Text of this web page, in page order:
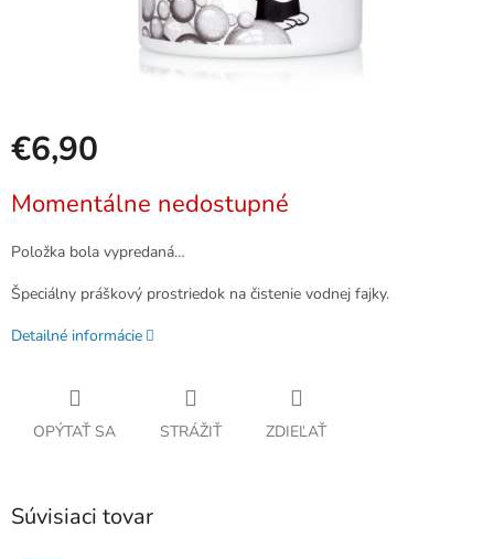
€6,90
cena:
Momentálne nedostupné
Položka bola vypredaná…
Špeciálny práškový prostriedok na čistenie vodnej fajky.
Detailné informácie
OPÝTAŤ SA STRÁŽIŤ ZDIEĽAŤ
Súvisiaci tovar